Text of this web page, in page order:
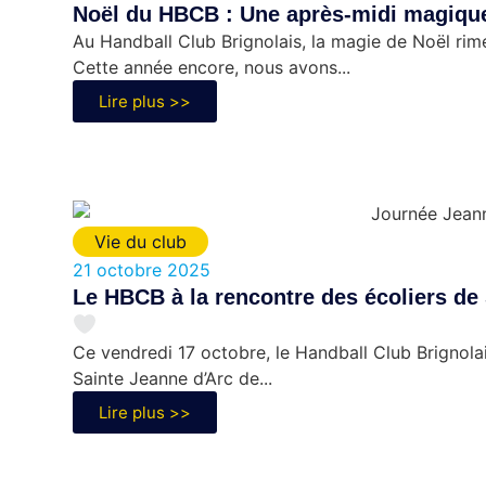
Noël du HBCB : Une après-midi
Au Handball Club Brignolais, la magie de Noël
Cette année encore, nous avons...
Lire plus >>
Vie du club
21 octobre 2025
Le HBCB à la rencontre des écoliers
Ce vendredi 17 octobre, le Handball Club
Sainte Jeanne d’Arc de...
Lire plus >>